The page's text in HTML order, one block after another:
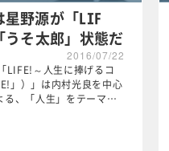
星野源が「LIF
そ太郎」状態だ
2016/07/22
LIFE!～人生に捧げるコ
」）」は内村光良を中心
る、「人生」をテーマ…